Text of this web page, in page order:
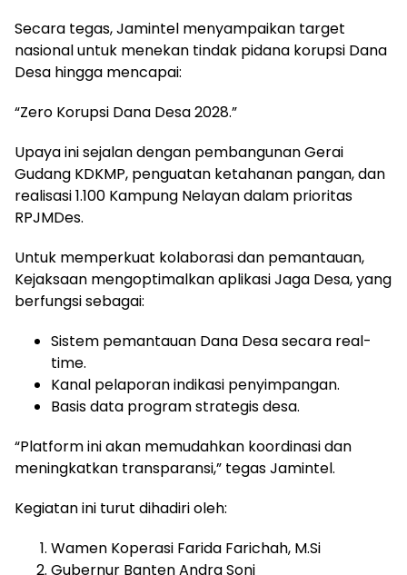
Secara tegas, Jamintel menyampaikan target
nasional untuk menekan tindak pidana korupsi Dana
Desa hingga mencapai:
“Zero Korupsi Dana Desa 2028.”
Upaya ini sejalan dengan pembangunan Gerai
Gudang KDKMP, penguatan ketahanan pangan, dan
realisasi 1.100 Kampung Nelayan dalam prioritas
RPJMDes.
Untuk memperkuat kolaborasi dan pemantauan,
Kejaksaan mengoptimalkan aplikasi Jaga Desa, yang
berfungsi sebagai:
Sistem pemantauan Dana Desa secara real-
time.
Kanal pelaporan indikasi penyimpangan.
Basis data program strategis desa.
“Platform ini akan memudahkan koordinasi dan
meningkatkan transparansi,” tegas Jamintel.
Kegiatan ini turut dihadiri oleh:
Wamen Koperasi Farida Farichah, M.Si
Gubernur Banten Andra Soni